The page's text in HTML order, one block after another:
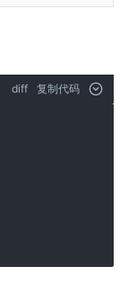
diff 复制代码